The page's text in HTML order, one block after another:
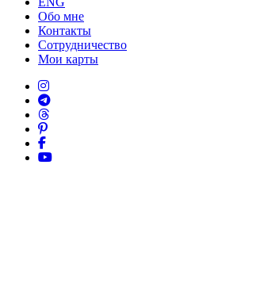
Обо мне
Контакты
Сотрудничество
Мои карты